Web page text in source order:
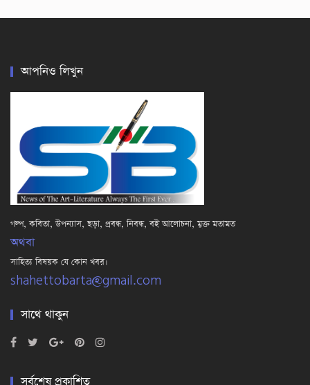
আপনিও লিখুন
গল্প, কবিতা, উপন্যাস, ছড়া, প্রবন্ধ, নিবন্ধ, বই আলোচনা, মুক্ত মতামত
অথবা
সাহিত্য বিষয়ক যে কোন খবর।
shahettobarta@gmail.com
সাথে থাকুন
সর্বশেষ প্রকাশিত